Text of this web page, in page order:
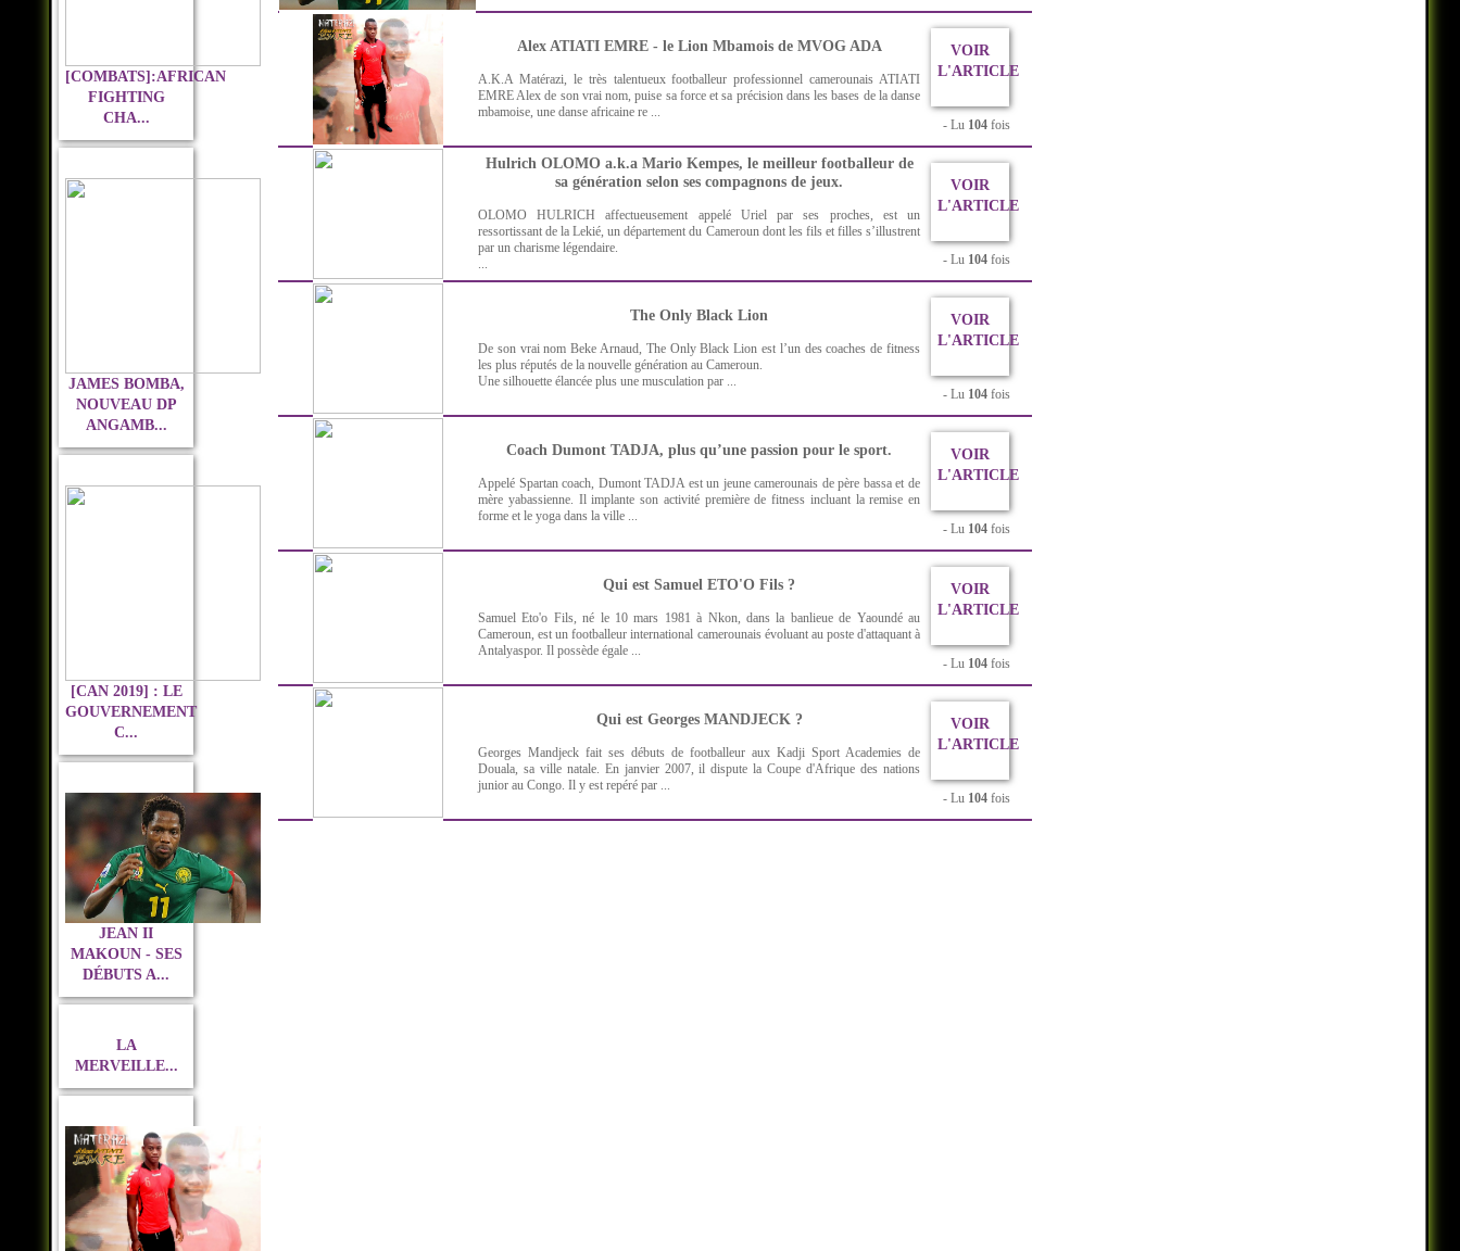
[COMBATS]:AFRICAN
FIGHTING
CHA...
JAMES BOMBA,
NOUVEAU DP
ANGAMB...
[CAN 2019] : LE
GOUVERNEMENT
C...
JEAN II
MAKOUN - SES
DÉBUTS A...
LA
MERVEILLE...
Alex ATIATI EMRE - le Lion Mbamois de MVOG ADA
A.K.A Matérazi, le très talentueux footballeur professionnel camerounais ATIATI
EMRE Alex de son vrai nom, puise sa force et sa précision dans les bases de la danse
mbamoise, une danse africaine re ...
VOIR
L'ARTICLE
- Lu 104 fois
Hulrich OLOMO a.k.a Mario Kempes, le meilleur footballeur de
sa génération selon ses compagnons de jeux.
OLOMO HULRICH affectueusement appelé Uriel par ses proches, est un
ressortissant de la Lekié, un département du Cameroun dont les fils et filles s’illustrent
par un charisme légendaire.
...
VOIR
L'ARTICLE
- Lu 104 fois
The Only Black Lion
De son vrai nom Beke Arnaud, The Only Black Lion est l’un des coaches de fitness
les plus réputés de la nouvelle génération au Cameroun.
Une silhouette élancée plus une musculation par ...
VOIR
L'ARTICLE
- Lu 104 fois
Coach Dumont TADJA, plus qu’une passion pour le sport.
Appelé Spartan coach, Dumont TADJA est un jeune camerounais de père bassa et de
mère yabassienne. Il implante son activité première de fitness incluant la remise en
forme et le yoga dans la ville ...
VOIR
L'ARTICLE
- Lu 104 fois
Qui est Samuel ETO'O Fils ?
Samuel Eto'o Fils, né le 10 mars 1981 à Nkon, dans la banlieue de Yaoundé au
Cameroun, est un footballeur international camerounais évoluant au poste d'attaquant à
Antalyaspor. Il possède égale ...
VOIR
L'ARTICLE
- Lu 104 fois
Qui est Georges MANDJECK ?
Georges Mandjeck fait ses débuts de footballeur aux Kadji Sport Academies de
Douala, sa ville natale. En janvier 2007, il dispute la Coupe d'Afrique des nations
junior au Congo. Il y est repéré par ...
VOIR
L'ARTICLE
- Lu 104 fois